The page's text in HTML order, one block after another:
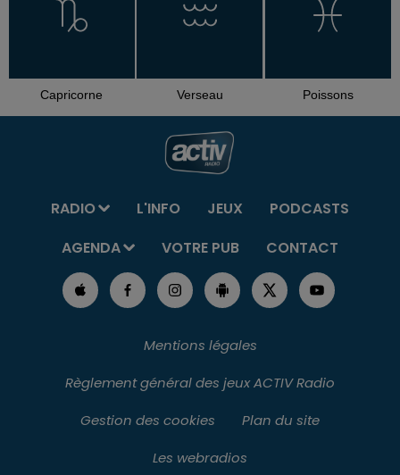
Capricorne Verseau Poissons
RADIO L'INFO JEUX
PODCASTS
AGENDA
VOTRE PUB CONTACT
Mentions légales
Règlement général des jeux ACTIV Radio
Gestion des cookies
Plan du site
Les webradios